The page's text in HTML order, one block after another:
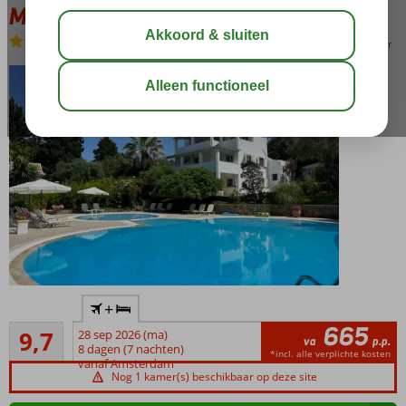
Maison Metel
Appartement bewaar
Omgeven
geweldige
tuin
charmant
9,7Uitmuntend
22
beoordelingen
+
28 sep 2026 (ma)
8 dagen (7 nachten)
vanaf Amsterdam
va 665 p.p.
*incl. alle verplichte kosten
Nog 1 kamer(s) beschikbaar op deze site